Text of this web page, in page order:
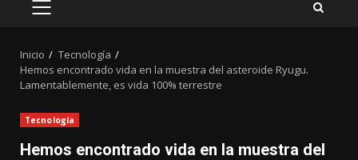
MENÚ
Inicio
Tecnología
Hemos encontrado vida en la muestra del asteroide Ryugu.
Lamentablemente, es vida 100% terrestre
Tecnología
Hemos encontrado vida en la muestra del